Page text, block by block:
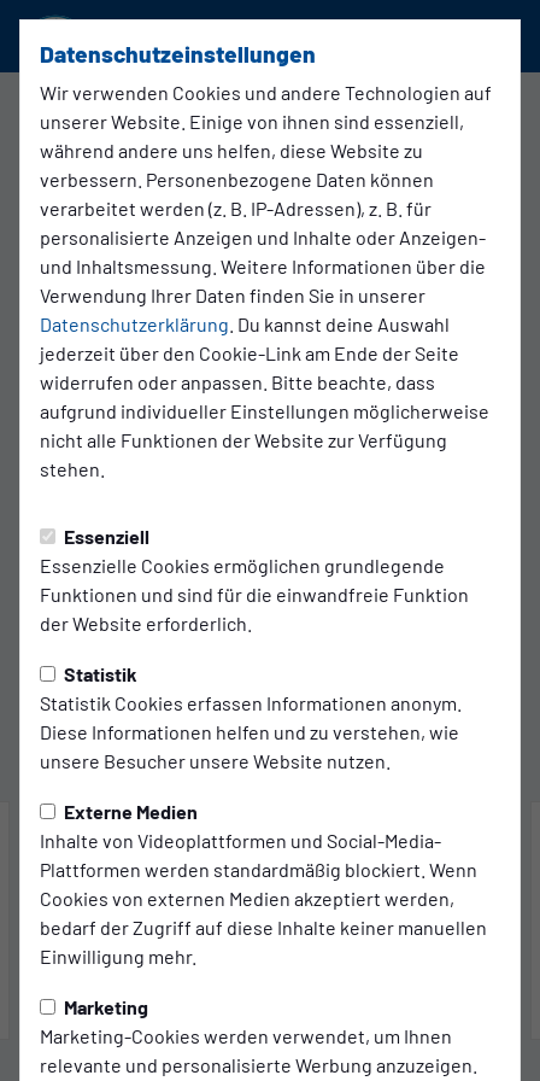
Datenschutzeinstellungen
Wir verwenden Cookies und andere Technologien auf
unserer Website. Einige von ihnen sind essenziell,
während andere uns helfen, diese Website zu
verbessern. Personenbezogene Daten können
verarbeitet werden (z. B. IP-Adressen), z. B. für
personalisierte Anzeigen und Inhalte oder Anzeigen-
und Inhaltsmessung. Weitere Informationen über die
Verwendung Ihrer Daten finden Sie in unserer
Datenschutzerklärung . Du kannst deine Auswahl
jederzeit über den Cookie-Link am Ende der Seite
widerrufen oder anpassen. Bitte beachte, dass
aufgrund individueller Einstellungen möglicherweise
nicht alle Funktionen der Website zur Verfügung
stehen.
Essenziell
Essenzielle Cookies ermöglichen grundlegende
Funktionen und sind für die einwandfreie Funktion
der Website erforderlich.
Statistik
Statistik Cookies erfassen Informationen anonym.
Diese Informationen helfen und zu verstehen, wie
unsere Besucher unsere Website nutzen.
Externe Medien
Inhalte von Videoplattformen und Social-Media-
Plattformen werden standardmäßig blockiert. Wenn
Cookies von externen Medien akzeptiert werden,
bedarf der Zugriff auf diese Inhalte keiner manuellen
Einwilligung mehr.
Marketing
Marketing-Cookies werden verwendet, um Ihnen
relevante und personalisierte Werbung anzuzeigen.
U17-Juniorinnen
Übersicht Funktionsteam Spielplan und Ergebnisse
Trainingszeiten
IMS Arena (Nebenplatz)
Kabine: 1
MI. 18:00 - 19:30 Uhr
Sportplatz - Am Berg
Samstag, 29.08.2026 | Testspiel | Testspiele
ANSTOSS
18:00
Union Mülheim